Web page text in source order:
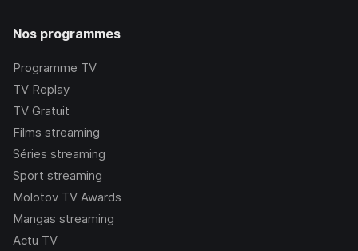
Nos programmes
Programme TV
TV Replay
TV Gratuit
Films streaming
Séries streaming
Sport streaming
Molotov TV Awards
Mangas streaming
Actu TV